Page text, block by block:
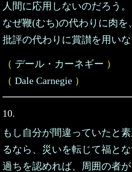
人間に応用しないのだろう。
なぜ鞭(むち)の代わりに肉を、
批評の代わりに賞讃を用いな
（ デール・カーネギー ）
（ Dale Carnegie ）
10.
もし自分が間違っていたと
るなら、災いを転じて福とな
過ちを認めれば、周囲の者